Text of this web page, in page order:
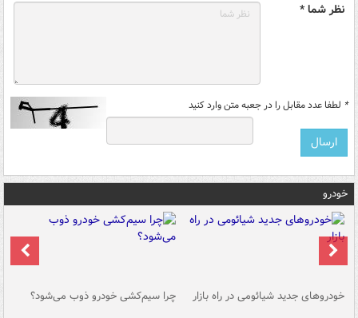
نظر شما *
* لطفا عدد مقابل را در جعبه متن وارد کنید
خودرو
خودروهای جدید شیائومی در راه بازار چرا سیم‌کشی خودرو ذوب می‌شود؟